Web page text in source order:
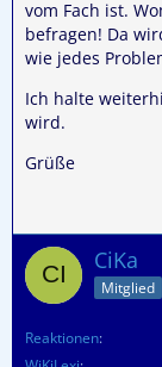
vom Fach ist.
befragen! Da
wie jedes
Ich halte
wird.
Grüße
CiKa
Mitglied
Reaktionen